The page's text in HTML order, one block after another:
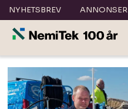
NYHETSBREV ANNONSER